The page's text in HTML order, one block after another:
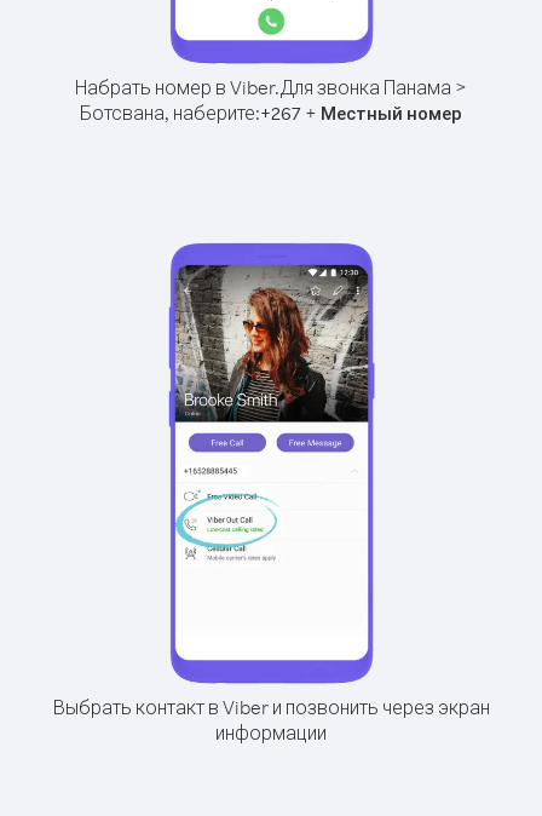
Набрать номер в Viber.Для звонка Панама >
Ботсвана, наберите:+267 + Местный номер
Выбрать контакт в Viber и позвонить через экран
информации